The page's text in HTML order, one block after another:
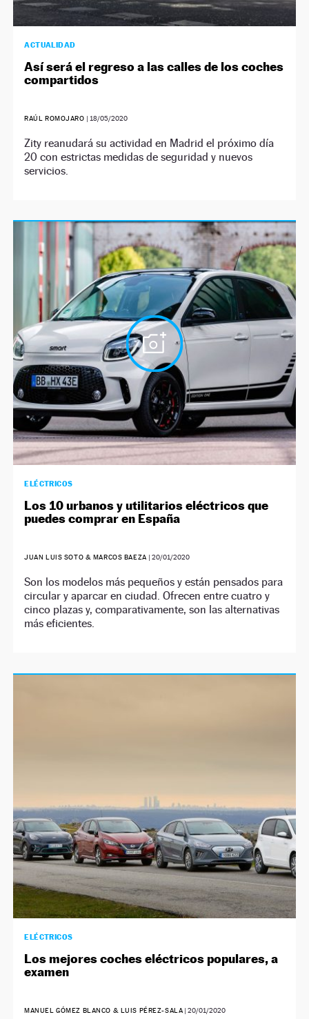
ACTUALIDAD
Así será el regreso a las calles de los coches
compartidos
RAÚL ROMOJARO | 18/05/2020
Zity reanudará su actividad en Madrid el próximo día
20 con estrictas medidas de seguridad y nuevos
servicios.
ELÉCTRICOS
Los 10 urbanos y utilitarios eléctricos que
puedes comprar en España
JUAN LUIS SOTO & MARCOS BAEZA | 20/01/2020
Son los modelos más pequeños y están pensados para
circular y aparcar en ciudad. Ofrecen entre cuatro y
cinco plazas y, comparativamente, son las alternativas
más eficientes.
ELÉCTRICOS
Los mejores coches eléctricos populares, a
examen
MANUEL GÓMEZ BLANCO & LUIS PÉREZ-SALA |20/01/2020